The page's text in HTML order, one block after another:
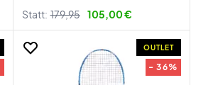
Statt: 179,95 105,00 €
OUTLET
- 36%